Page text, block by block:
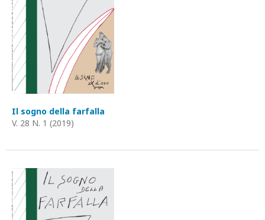
Il sogno della farfalla
V. 28 N. 1 (2019)